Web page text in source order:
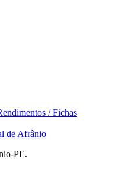
/ Fichas
de Afrânio
PE.